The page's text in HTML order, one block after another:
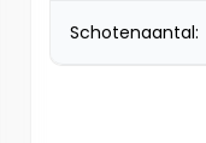
Schotenaantal: